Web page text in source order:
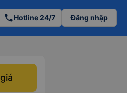
phoneHotline 24/7 Đăng nhập